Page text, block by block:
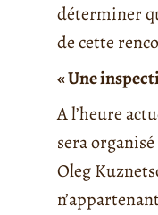
déterminer
de cette
« Une
A l’heure
sera
Oleg